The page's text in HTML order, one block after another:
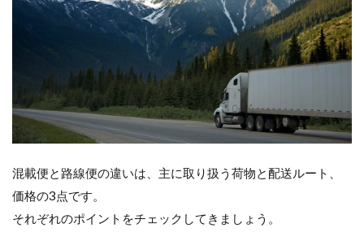
5.3
運送
距離
他料
6
混載便と路線便の違いは、主に取り扱う荷物と配送ルート、
価格の3点です。
それぞれのポイントをチェックしてきましょう。